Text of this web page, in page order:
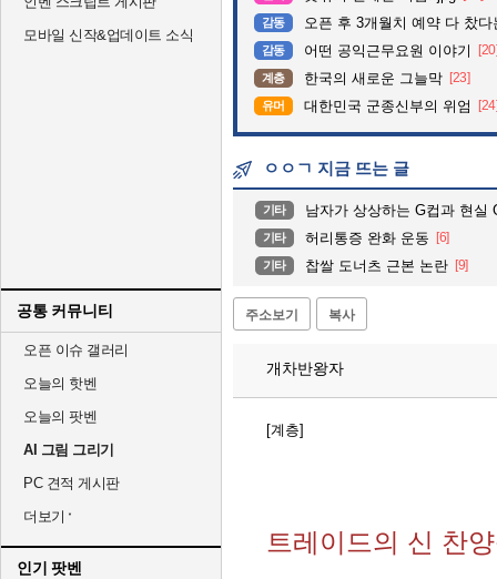
모바일 신작&업데이트 소식
공통 커뮤니티
오픈 이슈 갤러리
오늘의 핫벤
오늘의 팟벤
AI 그림 그리기
PC 견적 게시판
더보기
인기 팟벤
감동 오픈 후 3개월치 예약 다 찼다
감동 어떤 공익근무요원 이야기
계층 한국의 새로운 그늘막 [23]
유머 대한민국 군종신부의 위엄
ㅇㅇㄱ 지금 뜨는 글
기타 남자가 상상하는 G컵과 현실
기타 허리통증 완화 운동 [6]
기타 찹쌀 도너츠 근본 논란 [9]
주소보기 복사
개차반왕자
[계층]
트레이드의 신 찬